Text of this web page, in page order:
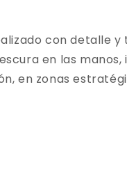
con detalle
en las
en zonas